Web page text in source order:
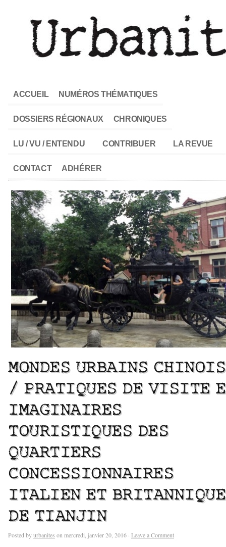
ACCUEIL NUMÉROS THÉMATIQUES
DOSSIERS RÉGIONAUX CHRONIQUES
LU / VU / ENTENDU CONTRIBUER LA REVUE
CONTACT ADHÉRER
MONDES URBAINS CHINOIS
/ PRATIQUES DE VISITE
IMAGINAIRES
TOURISTIQUES DES
QUARTIERS
CONCESSIONNAIRES
ITALIEN ET BRITANNIQUE
DE TIANJIN
Posted byurbanites on mercredi, janvier 20, 2016 · Leave a Comment